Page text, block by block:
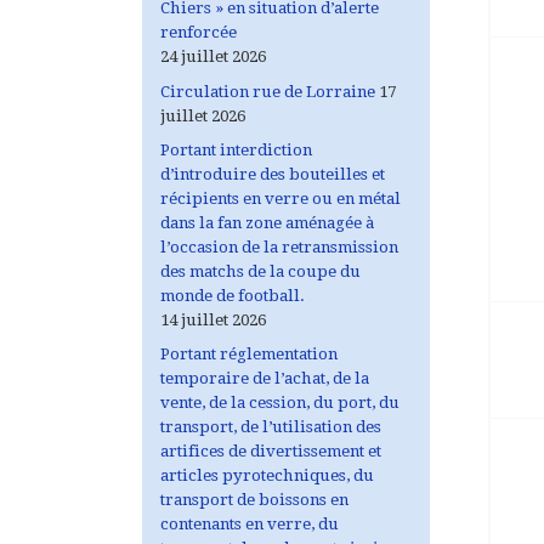
Chiers » en situation d’alerte
renforcée
24 juillet 2026
Circulation rue de Lorraine 17
juillet 2026
Portant interdiction
d’introduire des bouteilles et
récipients en verre ou en métal
dans la fan zone aménagée à
l’occasion de la retransmission
des matchs de la coupe du
monde de football.
14 juillet 2026
Portant réglementation
temporaire de l’achat, de la
vente, de la cession, du port, du
transport, de l’utilisation des
artifices de divertissement et
articles pyrotechniques, du
transport de boissons en
contenants en verre, du